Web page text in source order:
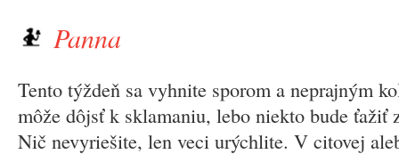
Panna
Tento týždeň sa vyhnite sporom a neprajným
môže dôjsť k sklamaniu, lebo niekto bude ťažiť
Nič nevyriešite, len veci urýchlite. V citovej